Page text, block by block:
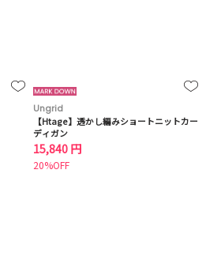
Ungrid
【Htage】透かし編みショートニットカー
ディガン
15,840 円
20%OFF